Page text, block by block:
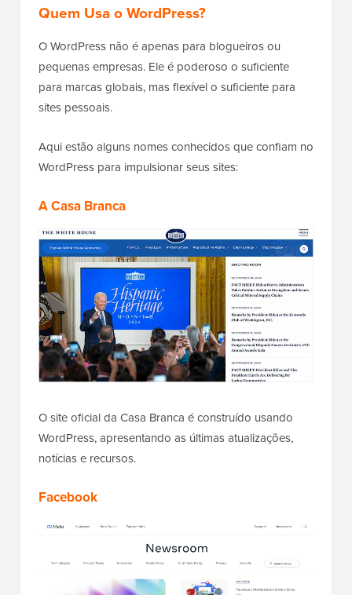
Quem Usa o WordPress?
O WordPress não é apenas para blogueiros ou
pequenas empresas. Ele é poderoso o suficiente
para marcas globais, mas flexível o suficiente para
sites pessoais.
Aqui estão alguns nomes conhecidos que confiam no
WordPress para impulsionar seus sites:
A Casa Branca
O site oficial da Casa Branca é construído usando
WordPress, apresentando as últimas atualizações,
notícias e recursos.
Facebook